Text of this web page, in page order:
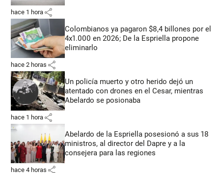
hace 1 hora share
Colombianos ya pagaron $8,4 billones por el
4x1.000 en 2026; De la Espriella propone
eliminarlo
hace 2 horas share
Un policía muerto y otro herido dejó un
atentado con drones en el Cesar, mientras
Abelardo se posionaba
hace 1 hora share
Abelardo de la Espriella posesionó a sus 18
ministros, al director del Dapre y a la
consejera para las regiones
hace 4 horas share